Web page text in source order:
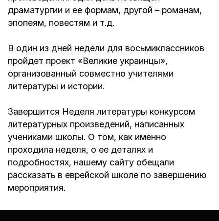
драматургии и ее формам, другой – романам,
эпопеям, повестям и т.д.
В один из дней недели для восьмиклассников
пройдет проект «Великие украинцы»,
организованный совместно учителями
литературы и истории.
Завершится Неделя литературы конкурсом
литературных произведений, написанных
учениками школы. О том, как именно
проходила неделя, о ее деталях и
подробностях, нашему сайту обещали
рассказать в еврейской школе по завершению
мероприятия.